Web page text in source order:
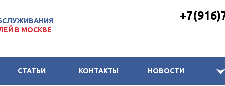
В МОСКВЕ
СТАТЬИ КОНТАКТЫ НОВОСТИ